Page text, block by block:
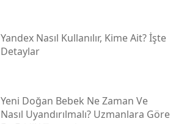
Yandex Nasıl Kullanılır, Kime Ait? İşte
Detaylar
Yeni Doğan Bebek Ne Zaman Ve
Nasıl Uyandırılmalı? Uzmanlara Göre